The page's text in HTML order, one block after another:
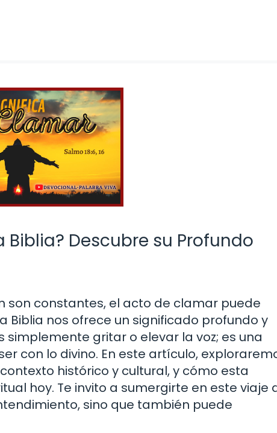
Descubre su Profundo
son constantes, el acto de clamar puede
Biblia nos ofrece un significado profundo y
gritar o elevar la voz; es una
con lo divino. En este artículo,
histórico y cultural, y cómo esta
hoy. Te invito a sumergirte en este viaje
sino que también puede